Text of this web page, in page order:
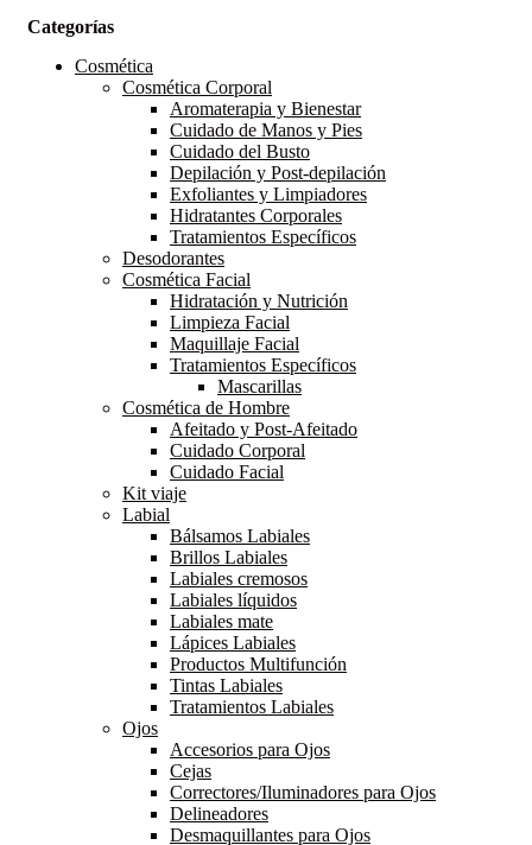
Categorías
Cosmética
Cosmética Corporal
Aromaterapia y Bienestar
Cuidado de Manos y Pies
Cuidado del Busto
Depilación y Post-depilación
Exfoliantes y Limpiadores
Hidratantes Corporales
Tratamientos Específicos
Desodorantes
Cosmética Facial
Hidratación y Nutrición
Limpieza Facial
Maquillaje Facial
Tratamientos Específicos
Mascarillas
Cosmética de Hombre
Afeitado y Post-Afeitado
Cuidado Corporal
Cuidado Facial
Kit viaje
Labial
Bálsamos Labiales
Brillos Labiales
Labiales cremosos
Labiales líquidos
Labiales mate
Lápices Labiales
Productos Multifunción
Tintas Labiales
Tratamientos Labiales
Ojos
Accesorios para Ojos
Cejas
Correctores/Iluminadores para Ojos
Delineadores
Desmaquillantes para Ojos